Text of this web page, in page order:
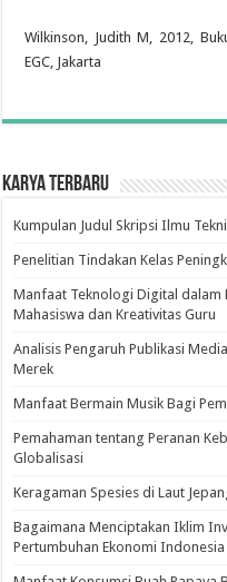
Wilkinson, Judith M, 2012,
EGC, Jakarta
Karya Terbaru
Kumpulan Judul Skripsi Ilmu
Penelitian Tindakan Kelas
Manfaat Teknologi Digital dalam
Mahasiswa dan Kreativitas Guru
Analisis Pengaruh Publikasi
Merek
Manfaat Bermain Musik Bagi
Pemahaman tentang Peranan
Globalisasi
Keragaman Spesies di Laut
Bagaimana Menciptakan Iklim
Pertumbuhan Ekonomi Indonesia